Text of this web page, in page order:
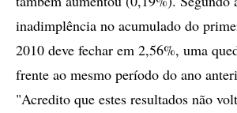
inadimplência no acumulado do
2010 deve fechar em 2,56%, uma
frente ao mesmo período do ano
"Acredito que estes resultados não